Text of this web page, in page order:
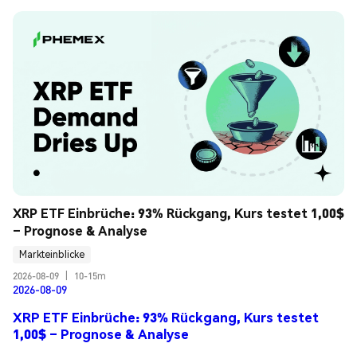
XRP ETF Einbrüche: 93% Rückgang, Kurs testet 1,00$
– Prognose & Analyse
Markteinblicke
2026-08-09
10-15m
2026-08-09
XRP ETF Einbrüche: 93% Rückgang, Kurs testet
1,00$ – Prognose & Analyse